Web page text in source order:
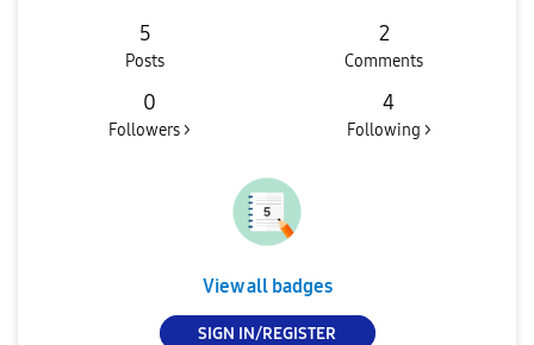
5
Posts
2
Comments
0
Followers >
4
Following >
View all badges
SIGN IN/REGISTER